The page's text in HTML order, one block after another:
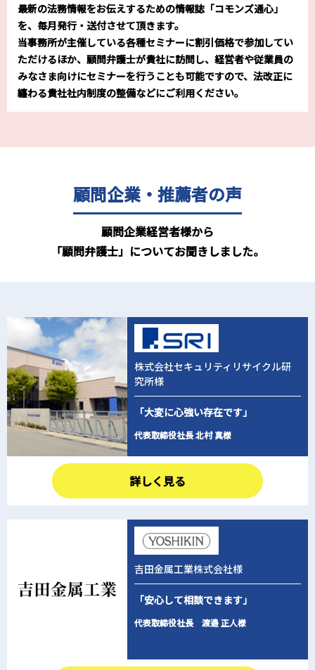
最新の法務情報をお伝えするための情報誌「コモンズ通心」
を、毎月発行・送付させて頂きます。
当事務所が主催している各種セミナーに割引価格で参加してい
ただけるほか、顧問弁護士が貴社に訪問し、経営者や従業員の
みなさま向けにセミナーを行うことも可能ですので、法改正に
纏わる貴社社内制度の整備などにご利用ください。
顧問企業・推薦者の声
顧問企業経営者様から
「顧問弁護士」についてお聞きしました。
株式会社セキュリティ リサイクル研
究所様
「大変に心強い存在です」
代表取締役社長 北村 真様
詳しく見る
吉田金属工業株式会社様
「安心して相談できます」
代表取締役社長 渡邉 正人様